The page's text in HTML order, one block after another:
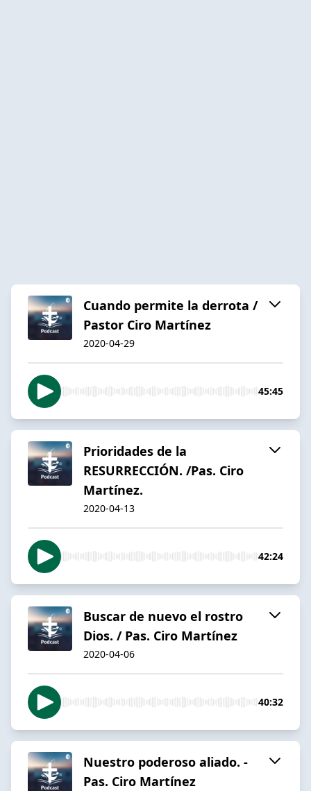
Cuando permite la derrota /
Pastor Ciro Martínez
2020-04-29
45:45
Prioridades de la
RESURRECCIÓN. /Pas. Ciro
Martínez.
2020-04-13
42:24
Buscar de nuevo el rostro
Dios. / Pas. Ciro Martínez
2020-04-06
40:32
Nuestro poderoso aliado. -
Pas. Ciro Martínez